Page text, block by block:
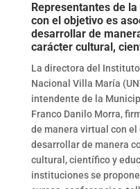
Representantes de
con el objetivo es
desarrollar de
carácter cultural,
La directora del
Nacional Villa María
intendente de la
Franco Danilo Morra,
de manera virtual con
desarrollar de manera
cultural, científico y
instituciones se